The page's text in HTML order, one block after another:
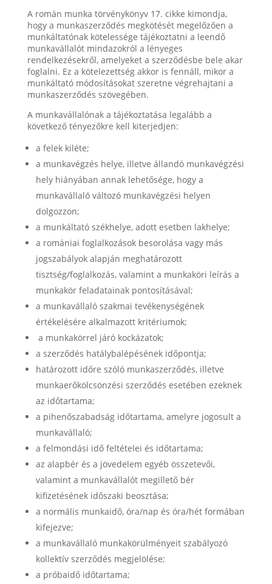
A román munka törvénykönyv 17. cikke kimondja,
hogy a munkaszerződés megkötését megelőzően a
munkáltatónak kötelessége tájékoztatni a leendő
munkavállalót mindazokról a lényeges
rendelkezésekről, amelyeket a szerződésbe bele akar
foglalni. Ez a kötelezettség akkor is fennáll, mikor a
munkáltató módosításokat szeretne végrehajtani a
munkaszerződés szövegében.
A munkavállalónak a tájékoztatása legalább a
következő tényezőkre kell kiterjedjen:
a felek kiléte;
a munkavégzés helye, illetve állandó munkavégzési
hely hiányában annak lehetősége, hogy a
munkavállaló változó munkavégzési helyen
dolgozzon;
a munkáltató székhelye, adott esetben lakhelye;
a romániai foglalkozások besorolása vagy más
jogszabályok alapján meghatározott
tisztség/foglalkozás, valamint a munkaköri leírás a
munkakör feladatainak pontosításával;
a munkavállaló szakmai tevékenységének
értékelésére alkalmazott kritériumok;
a munkakörrel járó kockázatok;
a szerződés hatálybalépésének időpontja;
határozott időre szóló munkaszerződés, illetve
munkaerőkölcsönzési szerződés esetében ezeknek
az időtartama;
a pihenőszabadság időtartama, amelyre jogosult a
munkavállaló;
a felmondási idő feltételei és időtartama;
az alapbér és a jövedelem egyéb összetevői,
valamint a munkavállalót megillető bér
kifizetésének időszaki beosztása;
a normális munkaidő, óra/nap és óra/hét formában
kifejezve;
a munkavállaló munkakörülményeit szabályozó
kollektív szerződés megjelölése;
a próbaidő időtartama;